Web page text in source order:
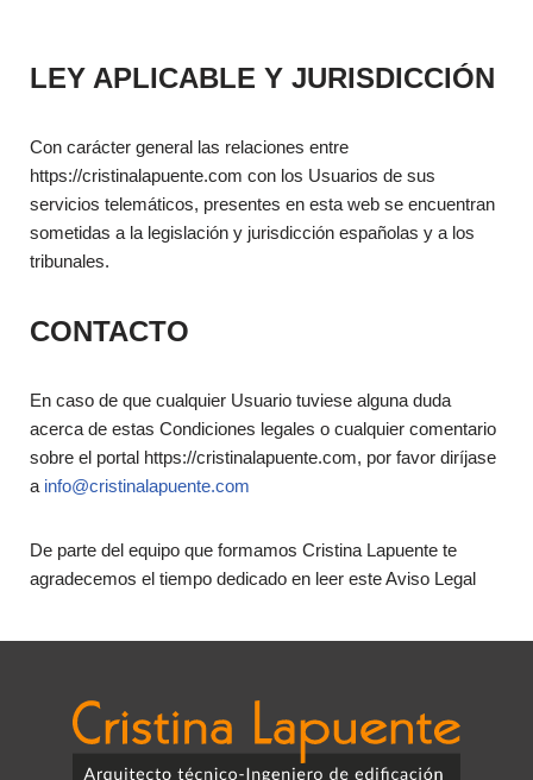
LEY APLICABLE Y JURISDICCIÓN
Con carácter general las relaciones entre
https://cristinalapuente.com con los Usuarios de sus
servicios telemáticos, presentes en esta web se encuentran
sometidas a la legislación y jurisdicción españolas y a los
tribunales.
CONTACTO
En caso de que cualquier Usuario tuviese alguna duda
acerca de estas Condiciones legales o cualquier comentario
sobre el portal https://cristinalapuente.com, por favor diríjase
a info@cristinalapuente.com
De parte del equipo que formamos Cristina Lapuente te
agradecemos el tiempo dedicado en leer este Aviso Legal